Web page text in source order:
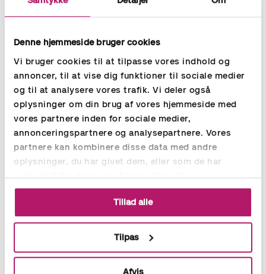
Denne hjemmeside bruger cookies
Vi bruger cookies til at tilpasse vores indhold og
annoncer, til at vise dig funktioner til sociale medier
og til at analysere vores trafik. Vi deler også
oplysninger om din brug af vores hjemmeside med
vores partnere inden for sociale medier,
annonceringspartnere og analysepartnere. Vores
partnere kan kombinere disse data med andre
oplysninger, du har givet dem, eller som de har
indsamlet fra din brug af deres tjenester.
Tillad alle
Tilpas
Afvis
Hos Aspiaarbejder vi konstant med optimering og
værdi og sikre levering af løn- og regnskabsservice til vores
opgaver kommer med stadig større hastighed og med krav
om hurtig og effektiv håndtering. Derfor har vi de dygtigste
lønkonsulenter.
Sikrer at overenskomster, aftaler og
lovgivning overholdes, når lønnen håndteres.
Vores dygtige lønkonsulenter har styr på de gældende
overenskomster, ansættelses- og aflønningsformer.
Hjælper med refusionsansøgninger
Hjælper med at søge refusioner fra kommuner og
barselsfonde.
Arbejder med data og systemer og sikrer god
kommunikation mellem interessenterne.